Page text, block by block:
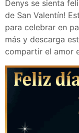
Denys se sienta
de San Valentín!
para celebrar en
más y descarga
compartir el amor